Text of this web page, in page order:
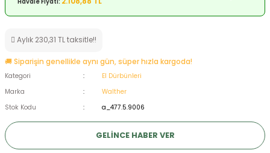
Mermisi
Aylık 230,31 TL taksitle!!
🚚 Siparişin genellikle aynı gün, süper hızla kargoda!
Kategori
El Dürbünleri
Marka
Walther
Stok Kodu
a_477.5.9006
GELINCE HABER VER